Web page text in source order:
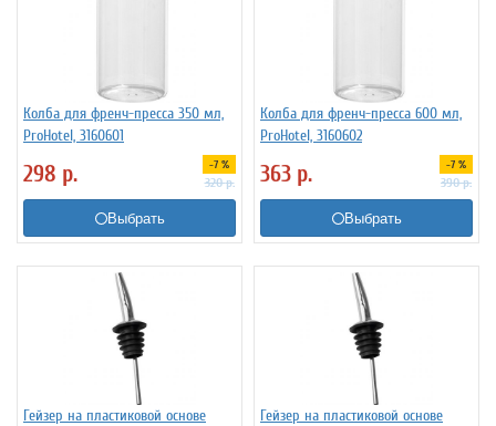
Колба для френч-пресса 350 мл,
ProHotel, 3160601
298 р. -7 %
320р.
Выбрать
Колба для френч-пресса 600 мл,
ProHotel, 3160602
363 р. -7 %
390р.
Выбрать
Гейзер на пластиковой основе
Гейзер на пластиковой основе